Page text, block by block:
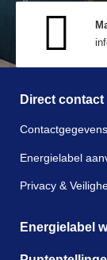
Direct contact
Contactgegevens
Energielabel
Privacy &
Energielabel